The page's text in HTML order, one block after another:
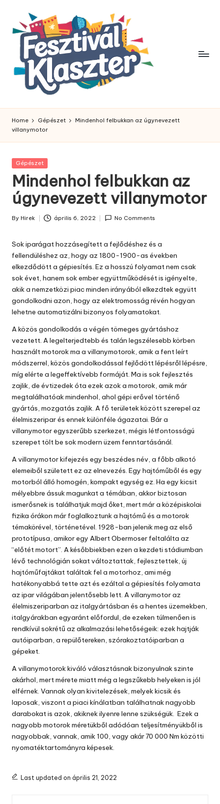
content
Home Gépészet
Mindenhol felbukkan az úgynevezett
villanymotor
Posted
Gépészet
Mindenhol felbukkan az
úgynevezett villanymotor
Posted
By Hirek április 6, 2022 No Comments
Sok iparágat hozzásegített a fejlődéshez és a
fellendüléshez az, hogy az 1800-1900-as években
elkezdődött a gépiesítés. Ez a hosszú folyamat nem csak
sok évet, hanem sok ember együttműködését is igényelte,
akik a nemzetközi piac minden irányából elkezdtek együtt
gondolkodni azon, hogy az elektromosság révén hogyan
lehetne automatizálni bizonyos folyamatokat.
A közös gondolkodás a végén tömeges gyártáshoz
vezetett. A legelterjedtebb és talán legszélesebb körben
használt motorok ma a villanymotorok, amik a fent leírt
módszerrel, közös gondolkodással fejlődött lépésről lépésre,
míg elérte a legeffektívebb formáját. Ma is sok fejlesztés
zajlik, de évtizedek óta ezek azok a motorok, amik már
megtalálhatóak mindenhol, ahol gépi erővel történő
gyártás, mozgatás zajlik. A fő területek között szerepel az
élelmiszeripar és ennek különféle ágazatai. Bár a
villanymotoregyszerűbb szerkezet, mégis létfontosságú
szerepet tölt be sok modern üzem fenntartásánál.
A villanymotor kifejezés egy beszédes név, a főbb alkotó
elemeiből született ez az elnevezés. Egy hajtóműből és egy
motorból álló homogén, kompakt egység ez. Ha egy kicsit
mélyebbre ássuk magunkat a témában, akkor biztosan
ismerősnek is találhatjuk majd őket, mert már a középiskolai
fizika órákon már foglalkoztunk a hajtómű és a motorok
témakörével, történetével. 1928-ban jelenik meg az első
prototípusa, amikor egy Albert Obermoser feltalálta az
“előtét motort”. A későbbiekben ezen a kezdeti stádiumban
lévő technológián sokat változtattak, fejlesztettek, új
hajtóműfajtákat találtak fel a motorhoz, ami még
hatékonyabbá tette azt és ezáltal a gépiesítés folyamata
az ipar világában jelentősebb lett. A villanymotor az
élelmiszeriparban az italgyártásban és a hentes üzemekben,
italgyárakban egyaránt előfordul, de ezeken túlmenően is
rendkívül sokrétű az alkalmazási lehetőségeik: ezek hajtják
autóiparban, a repülőtereken, szórakoztatóiparban a
gépeket.
A villanymotorok kiváló választásnak bizonyulnak szinte
akárhol, mert mérete miatt még a legszűkebb helyeken is jól
elférnek. Vannak olyan kivitelezések, melyek kicsik és
laposak, viszont a piaci kínálatban találhatnak nagyobb
darabokat is azok, akiknek ilyenre lenne szükségük. Ezek a
nagyobb motorok méretükből adódóan teljesítményükből is
nagyobbak, vannak, amik 100, vagy akár 70 000 Nm közötti
nyomatéktartományra képesek.
Last updated on április 21, 2022